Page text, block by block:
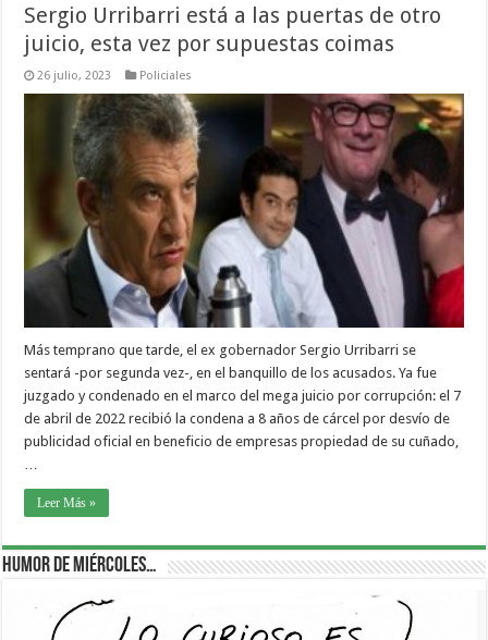
Sergio Urribarri está a las puertas de otro
juicio, esta vez por supuestas coimas
26 julio, 2023 Policiales
Más temprano que tarde, el ex gobernador Sergio Urribarri se
sentará -por segunda vez-, en el banquillo de los acusados. Ya fue
juzgado y condenado en el marco del mega juicio por corrupción: el 7
de abril de 2022 recibió la condena a 8 años de cárcel por desvío de
publicidad oficial en beneficio de empresas propiedad de su cuñado,
Leer Más »
Humor de Miércoles…